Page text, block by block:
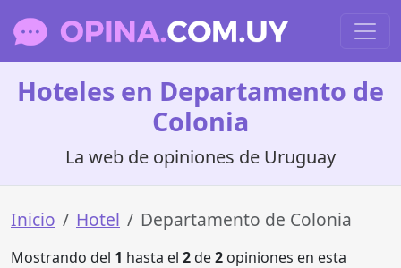
Hoteles en Departamento de
Colonia
La web de opiniones de Uruguay
Inicio Hotel Departamento de Colonia
Mostrando del 1 hasta el 2de2 opiniones en esta